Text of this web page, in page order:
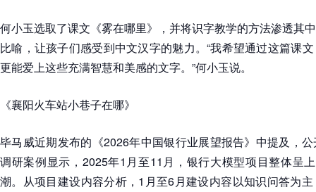
何小玉选取了课文《雾在哪里》，并将识字教学的方法渗透其
比喻，让孩子们感受到中文汉字的魅力。“我希望通过这篇课
更能爱上这些充满智慧和美感的文字。”何小玉说。
《襄阳火车站小巷子在哪》
毕马威近期发布的《2026年中国银行业展望报告》中提及，
调研案例显示，2025年1月至11月，银行大模型项目整体呈
潮。从项目建设内容分析，1月至6月建设内容以知识问答为